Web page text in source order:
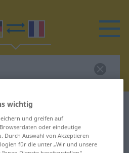
Wörterbuch
Übersetzung
wichtig
und greifen auf
oder eindeutige
Durch Auswahl von Akzeptieren
für die unter „Wir und unsere